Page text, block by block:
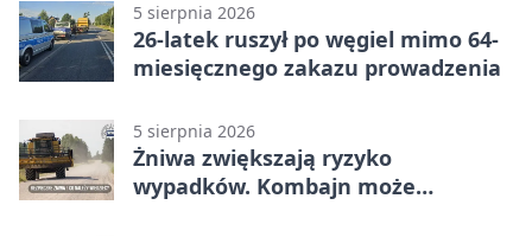
5 sierpnia 2026
26-latek ruszył po węgiel mimo 64-
miesięcznego zakazu prowadzenia
5 sierpnia 2026
Żniwa zwiększają ryzyko
wypadków. Kombajn może